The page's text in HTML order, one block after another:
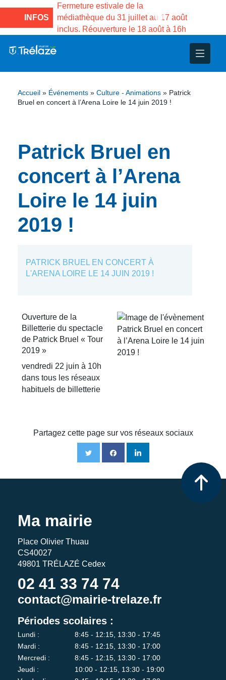
INFOS
la Maison des
de Gama du
Fermeture estivale de la
médiathèque du 31 juillet au 17 août
inclus. Réouverture le 18 août à 16h
Projets
– Jumelage
Accueil » Événements » Culture - Animations » Patrick
Bruel en concert à l’Arena Loire le 14 juin 2019 !
Patrick Bruel en
concert à l’Arena
Loire le 14 juin
2019 !
PATRICK BRUEL EN CONCERT À
L'ARENA LOIRE LE 14 JUIN 2019 !
Ouverture de la
Billetterie du spectacle
de Patrick Bruel « Tour
2019 »
vendredi 22 juin à 10h
dans tous les réseaux
habituels de billetterie
Partagez cette page sur vos réseaux sociaux
Ma mairie
Place Olivier Thuau
CS40027
49801 TRÉLAZÉ Cedex
02 41 33 74 74
contact@mairie-trelaze.fr
Périodes scolaires :
Lundi :
8:45 - 12:15, 13:30 - 17:45
Mardi :
8:45 - 12:15, 13:30 - 17:00
Mercredi :
8:45 - 12:15, 13:30 - 17:00
Jeudi :
10:00 - 12:15, 13:30 - 19:00